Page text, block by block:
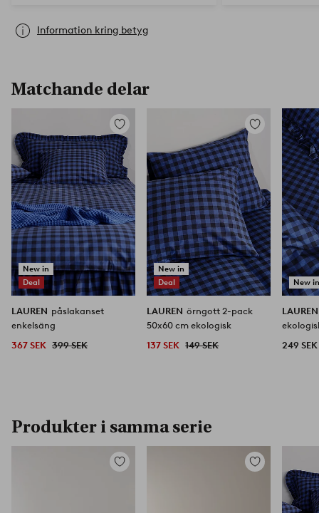
Information kring betyg
Matchande delar
New in
Deal
Lägg
till
i
favoriter
LAUREN påslakanset
enkelsäng
367 SEK 399 SEK
New in
Deal
Lägg
till
i
favoriter
LAUREN örngott 2-pack
50x60 cm ekologisk
137 SEK 149 SEK
New
249 SEK
Produkter i samma serie
Lägg
Lägg